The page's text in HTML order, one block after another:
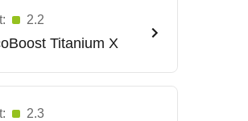
2.2
Titanium X
2.3